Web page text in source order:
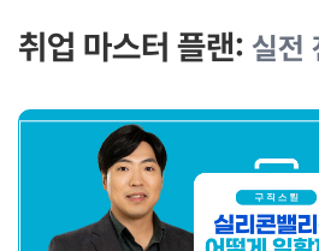
취업 마스터 플랜: 실전